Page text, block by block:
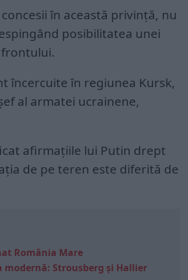
în această privință, nu
posibilitatea unei
încercuite în regiunea Kursk,
al armatei ucrainene,
afirmațiile lui Putin drept
de pe teren este diferită de
România Mare
modernă: Strousberg și Hallier